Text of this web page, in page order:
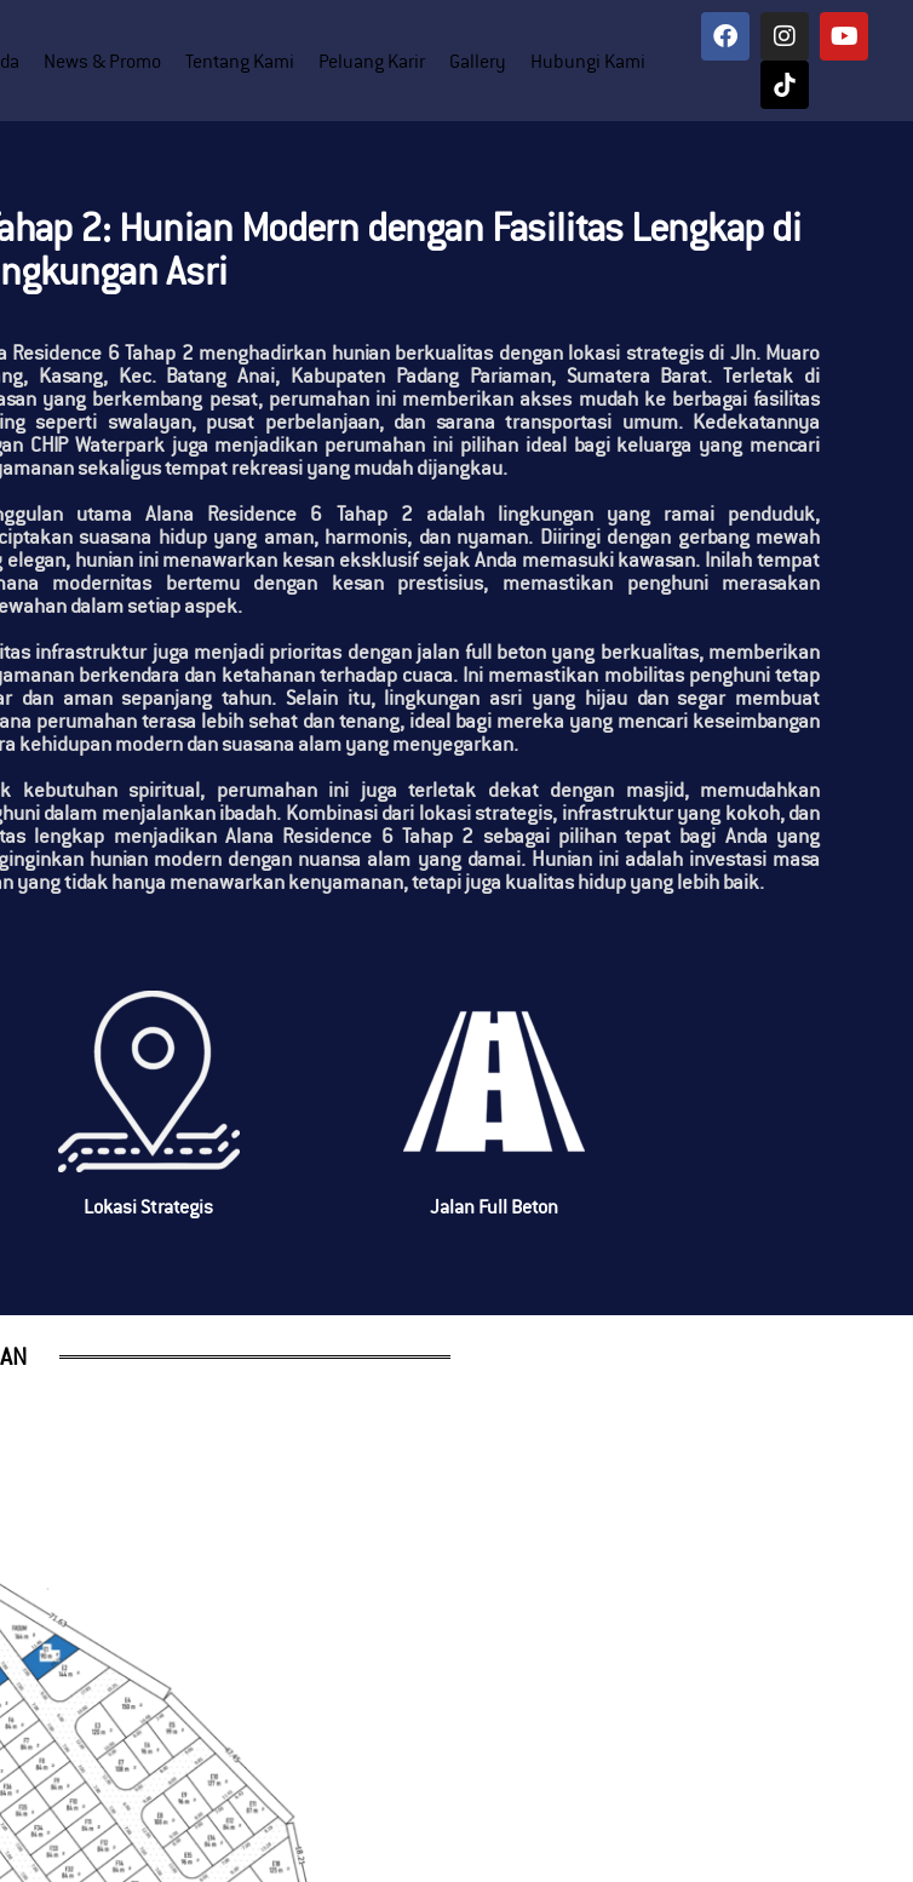
News & Promo Tentang Kami Peluang Karir Gallery Hubungi Kami
2: Hunian Modern dengan Fasilitas Lengkap di
Asri
Residence 6 Tahap 2 menghadirkan hunian berkualitas dengan lokasi strategis di Jln. Muaro
Kasang, Kec. Batang Anai, Kabupaten Padang Pariaman, Sumatera Barat. Terletak di
yang berkembang pesat, perumahan ini memberikan akses mudah ke berbagai fasilitas
seperti swalayan, pusat perbelanjaan, dan sarana transportasi umum. Kedekatannya
CHIP Waterparkjuga menjadikan perumahan ini pilihan ideal bagi keluarga yang mencari
sekaligus tempat rekreasi yang mudah dijangkau.
utamaAlana Residence 6 Tahap 2 adalah lingkungan yang ramai penduduk,
suasana hidup yang aman, harmonis, dan nyaman. Diiringi dengan gerbang mewah
elegan, hunian ini menawarkan kesan eksklusif sejak Anda memasuki kawasan. Inilah tempat
modernitas bertemu dengan kesan prestisius, memastikan penghuni merasakan
dalam setiap aspek.
infrastruktur juga menjadi prioritas dengan jalan full betonyang berkualitas, memberikan
berkendara dan ketahanan terhadap cuaca. Ini memastikan mobilitas penghuni tetap
dan aman sepanjang tahun. Selain itu, lingkungan asri yang hijau dan segar membuat
perumahan terasa lebih sehat dan tenang, ideal bagi mereka yang mencari keseimbangan
kehidupan modern dan suasana alam yang menyegarkan.
kebutuhan spiritual, perumahan ini juga terletak dekat dengan masjid, memudahkan
dalam menjalankan ibadah. Kombinasi dari lokasi strategis, infrastruktur yang kokoh, dan
lengkap menjadikan Alana Residence 6 Tahap 2 sebagai pilihan tepat bagi Anda yang
hunian modern dengan nuansa alam yang damai. Hunian ini adalah investasi masa
yang tidak hanya menawarkan kenyamanan, tetapi juga kualitas hidup yang lebih baik.
Lokasi Strategis Jalan Full Beton